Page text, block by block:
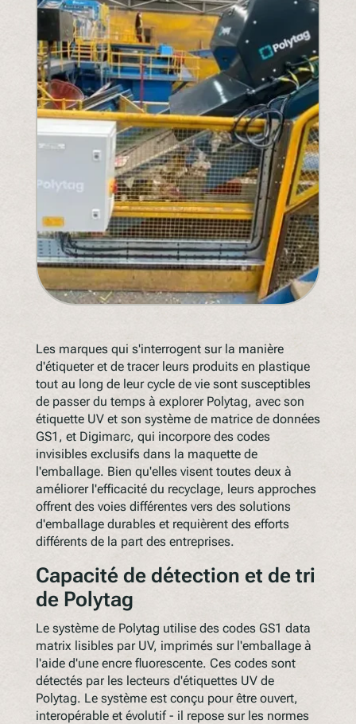
PPWR
SB54
la REP
ESPR
Contactez notre
Rencontrez l'équipe
Partenaires
Prix
QR Squared par Polytag
Les marques qui s'interrogent sur la manière
d'étiqueter et de tracer leurs produits en plastique
tout au long de leur cycle de vie sont susceptibles
de passer du temps à explorer Polytag, avec son
étiquette UV et son système de matrice de données
GS1, et Digimarc, qui incorpore des codes
invisibles exclusifs dans la maquette de
l'emballage. Bien qu'elles visent toutes deux à
améliorer l'efficacité du recyclage, leurs approches
offrent des voies différentes vers des solutions
d'emballage durables et requièrent des efforts
différents de la part des entreprises.
Capacité de détection et de tri
de Polytag
Le système de Polytag utilise des codes GS1 data
matrix lisibles par UV, imprimés sur l'emballage à
l'aide d'une encre fluorescente. Ces codes sont
détectés par les lecteurs d'étiquettes UV de
Polytag. Le système est conçu pour être ouvert,
interopérable et évolutif - il repose sur les normes